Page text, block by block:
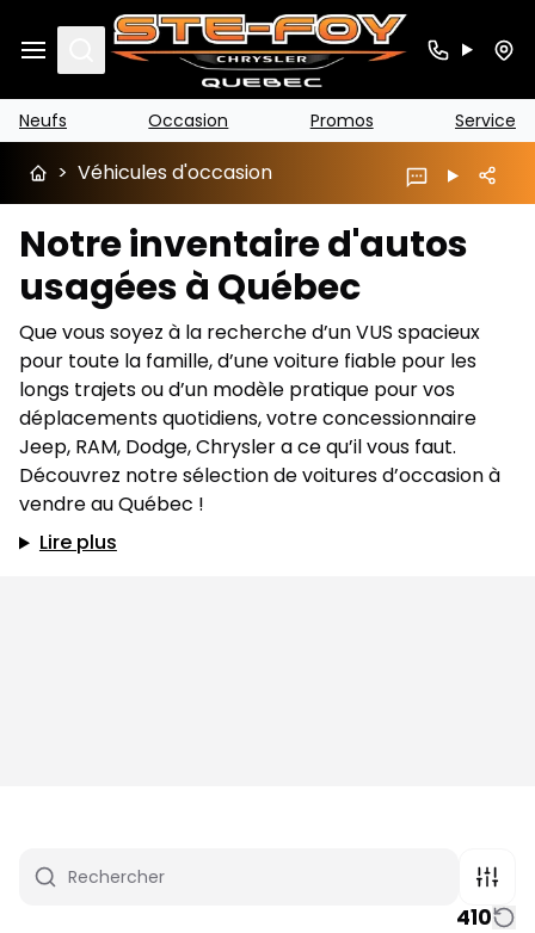
Search
Neufs Occasion Promos Service
> Véhicules d'occasion
Notre inventaire d'autos
usagées à Québec
Que vous soyez à la recherche d’un VUS spacieux
pour toute la famille, d’une voiture fiable pour les
longs trajets ou d’un modèle pratique pour vos
déplacements quotidiens, votre concessionnaire
Jeep, RAM, Dodge, Chrysler a ce qu’il vous faut.
Découvrez notre sélection de voitures d’occasion à
vendre au Québec !
Lire plus
410